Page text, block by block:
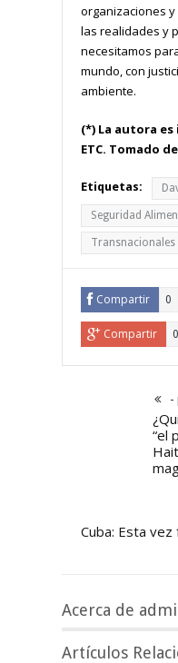
organizaciones
las realidades y
necesitamos
mundo, con
ambiente.
(*) La autora
ETC. Tomado
Etiquetas:
Seguridad
Compartir 0
Compartir 0
-
“el
Cuba: Esta vez
Acerca de
Artículos